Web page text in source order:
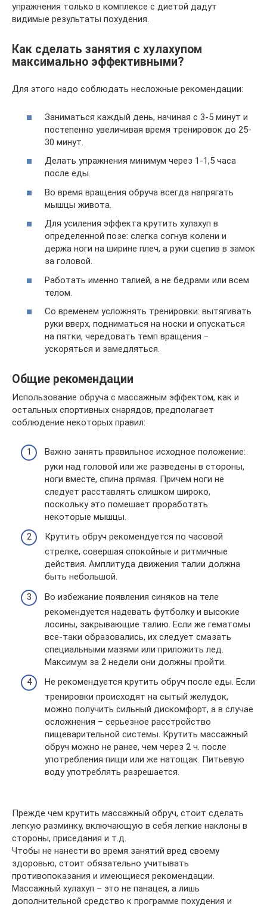
упражнения только в комплексе с диетой дадут
видимые результаты похудения.
Как сделать занятия с хулахупом
максимально эффективными?
Для этого надо соблюдать несложные рекомендации:
Заниматься каждый день, начиная с 3-5 минут и
постепенно увеличивая время тренировок до 25-
30 минут.
Делать упражнения минимум через 1-1,5 часа
после еды.
Во время вращения обруча всегда напрягать
мышцы живота.
Для усиления эффекта крутить хулахуп в
определенной позе: слегка согнув колени и
держа ноги на ширине плеч, а руки сцепив в замок
за головой.
Работать именно талией, а не бедрами или всем
телом.
Со временем усложнять тренировки: вытягивать
руки вверх, подниматься на носки и опускаться
на пятки, чередовать темп вращения ‒
ускоряться и замедляться.
Общие рекомендации
Использование обруча с массажным эффектом, как и
остальных спортивных снарядов, предполагает
соблюдение некоторых правил:
Важно занять правильное исходное положение:
руки над головой или же разведены в стороны,
ноги вместе, спина прямая. Причем ноги не
следует расставлять слишком широко,
поскольку это помешает проработать
некоторые мышцы.
Крутить обруч рекомендуется по часовой
стрелке, совершая спокойные и ритмичные
действия. Амплитуда движения талии должна
быть небольшой.
Во избежание появления синяков на теле
рекомендуется надевать футболку и высокие
лосины, закрывающие талию. Если же гематомы
все-таки образовались, их следует смазать
специальными мазями или приложить лед.
Максимум за 2 недели они должны пройти.
Не рекомендуется крутить обруч после еды. Если
тренировки происходят на сытый желудок,
можно получить сильный дискомфорт, а в случае
осложнения – серьезное расстройство
пищеварительной системы. Крутить массажный
обруч можно не ранее, чем через 2 ч. после
употребления пищи или же натощак. Питьевую
воду употреблять разрешается.
Прежде чем крутить массажный обруч, стоит сделать
легкую разминку, включающую в себя легкие наклоны в
стороны, приседания и т.д.
Чтобы не нанести во время занятий вред своему
здоровью, стоит обязательно учитывать
противопоказания и имеющиеся рекомендации.
Массажный хулахуп – это не панацея, а лишь
дополнительной средство к программе похудения и